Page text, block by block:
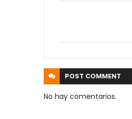
POST COMMENT
No hay comentarios.